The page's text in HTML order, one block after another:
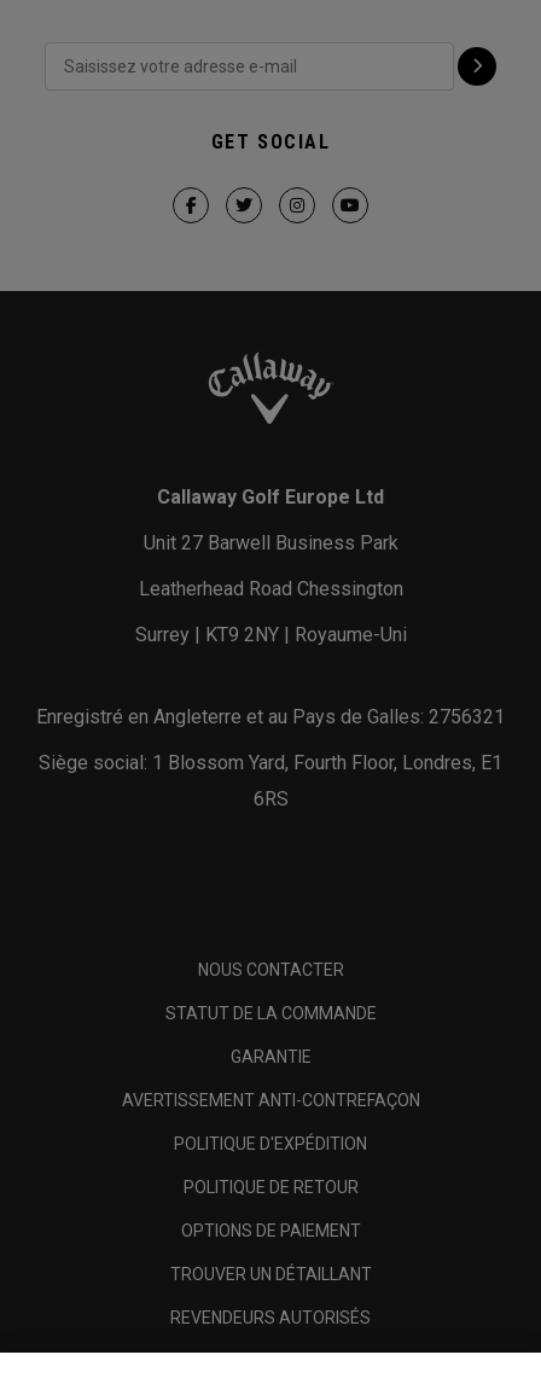
GET SOCIAL
Callaway Golf Europe Ltd
Unit 27 Barwell Business Park
Leatherhead Road Chessington
Surrey | KT9 2NY | Royaume-Uni
Enregistré en Angleterre et au Pays de Galles: 2756321
Siège social: 1 Blossom Yard, Fourth Floor, Londres, E1
6RS
NOUS CONTACTER
STATUT DE LA COMMANDE
GARANTIE
AVERTISSEMENT ANTI-CONTREFAÇON
POLITIQUE D'EXPÉDITION
POLITIQUE DE RETOUR
OPTIONS DE PAIEMENT
TROUVER UN DÉTAILLANT
REVENDEURS AUTORISÉS